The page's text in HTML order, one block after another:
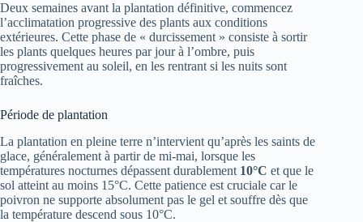
Deux semaines avant la plantation définitive, commencez
l’acclimatation progressive des plants aux conditions
extérieures. Cette phase de « durcissement » consiste à sortir
les plants quelques heures par jour à l’ombre, puis
progressivement au soleil, en les rentrant si les nuits sont
fraîches.
Période de plantation
La plantation en pleine terre n’intervient qu’après les saints de
glace, généralement à partir de mi-mai, lorsque les
températures nocturnes dépassent durablement 10°C et que le
sol atteint au moins 15°C. Cette patience est cruciale car le
poivron ne supporte absolument pas le gel et souffre dès que
la température descend sous 10°C.